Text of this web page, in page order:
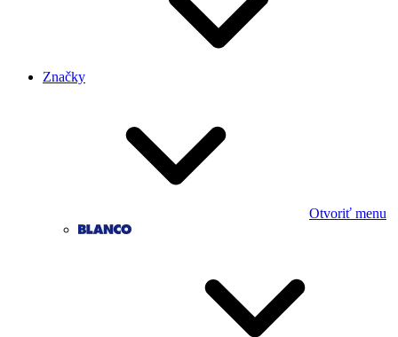
Značky
Otvoriť menu